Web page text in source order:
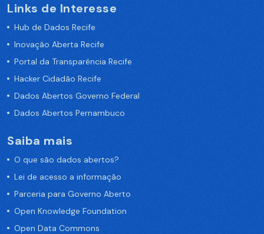
Links de Interesse
Hub de Dados Recife
Inovação Aberta Recife
Portal da Transparência Recife
Hacker Cidadão Recife
Dados Abertos Governo Federal
Dados Abertos Pernambuco
Saiba mais
O que são dados abertos?
Lei de acesso a informação
Parceria para Governo Aberto
Open Knowledge Foundation
Open Data Commons